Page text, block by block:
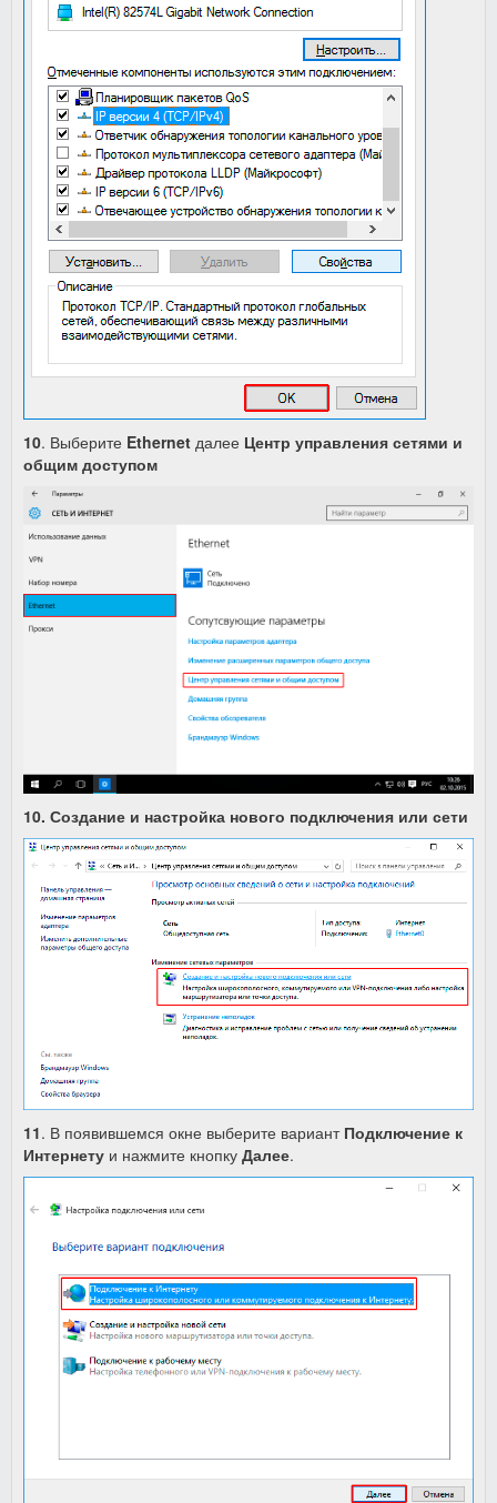
10. Выберите Ethernet далее Центр управления сетями и
общим доступом
10. Создание и настройка нового подключения или сети
11. В появившемся окне выберите вариант Подключение к
Интернету и нажмите кнопку Далее.